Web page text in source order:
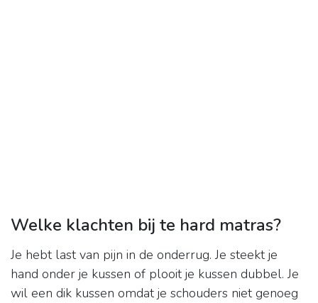
Welke klachten bij te hard matras?
Je hebt last van pijn in de onderrug. Je steekt je
hand onder je kussen of plooit je kussen dubbel. Je
wil een dik kussen omdat je schouders niet genoeg